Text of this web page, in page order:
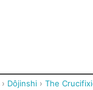
› Dôjinshi › The